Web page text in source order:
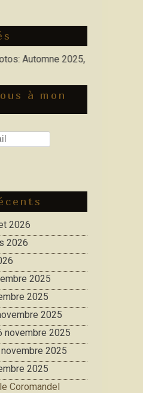
Automne 2025, Hiver 2026
à mon
2026
2026
2025
2025
2025
novembre 2025
2025
2025
Coromandel